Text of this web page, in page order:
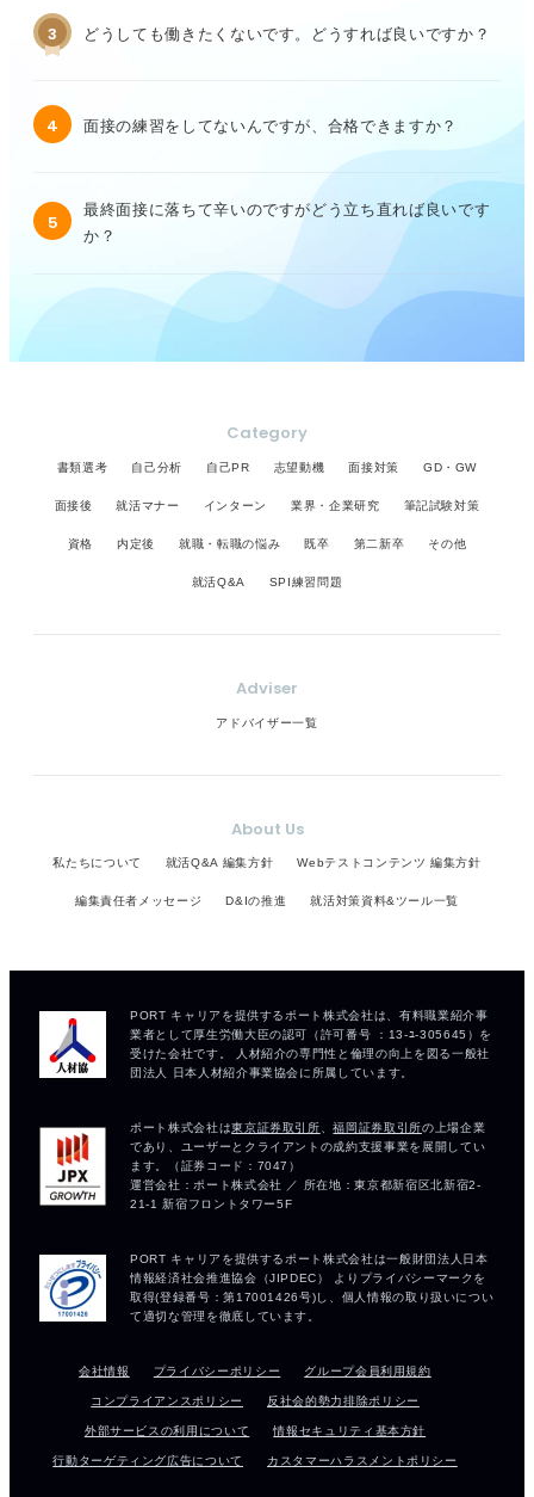
3 どうしても働きたくないです。どうすれば良いですか？
4 面接の練習をしてないんですが、合格できますか？
5
最終面接に落ちて辛いのですがどう立ち直れば良いです
か？
Category
書類選考 自己分析 自己PR 志望動機 面接対策 GD・GW
面接後 就活マナー インターン 業界・企業研究 筆記試験対策
資格 内定後 就職・転職の悩み 既卒 第二新卒 その他
就活Q&A SPI練習問題
Adviser
アドバイザー一覧
About Us
私たちについて 就活Q&A 編集方針 Webテストコンテンツ 編集方針
編集責任者メッセージ D&Iの推進 就活対策資料&ツール一覧
会社情報 プライバシーポリシー グループ会員利用規約
コンプライアンスポリシー 反社会的勢力排除ポリシー
外部サービスの利用について 情報セキュリティ基本方針
行動ターゲティング広告について カスタマーハラスメントポリシー